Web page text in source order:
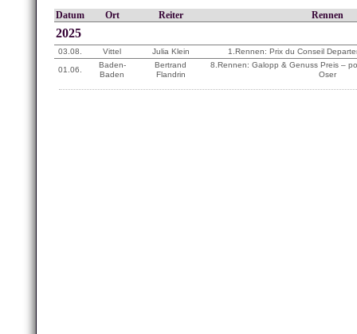
Datum Ort Reiter Rennen
2025
03.08. Vittel Julia Klein 1.Rennen: Prix du Conseil
01.06.
Baden-
Baden
Bertrand
Flandrin
8.Rennen: Galopp & Genuss Preis –
Oser